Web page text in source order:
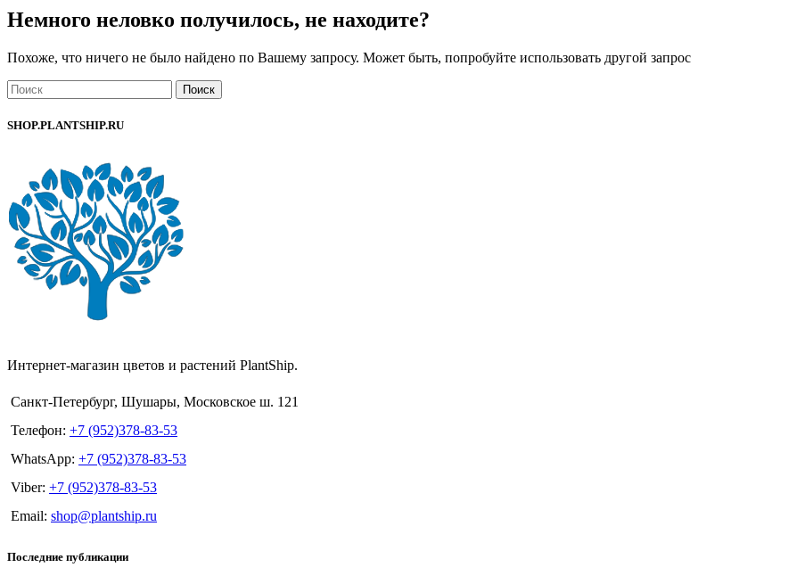
Немного неловко получилось, не находите?
Похоже, что ничего не было найдено по Вашему запросу. Может быть, попробуйте использовать другой запрос
Поиск
SHOP.PLANTSHIP.RU
Интернет-магазин цветов и растений PlantShip.
Санкт-Петербург, Шушары, Московское ш. 121
Телефон: +7 (952)378-83-53
WhatsApp: +7 (952)378-83-53
Viber: +7 (952)378-83-53
Email: shop@plantship.ru
Последние публикации